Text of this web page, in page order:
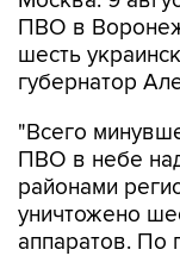
губернатор
"Всего
районами
уничтожено
аппаратов. По
пострадавших
Гусев в своем